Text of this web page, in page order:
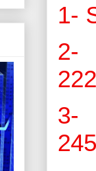
1-
2-
3-